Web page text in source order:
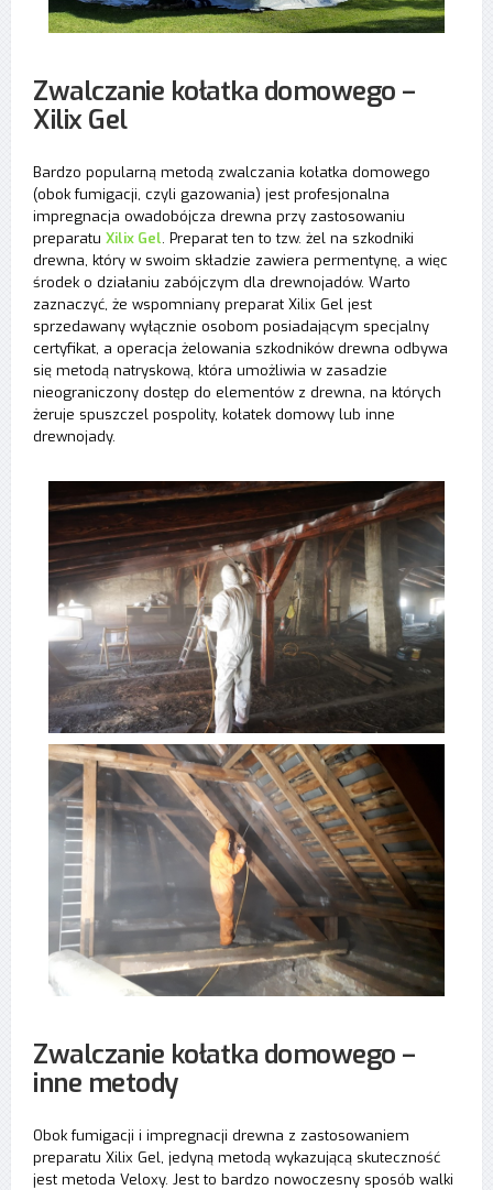
Zwalczanie kołatka domowego –
Xilix Gel
Bardzo popularną metodą zwalczania kołatka domowego
(obok fumigacji, czyli gazowania) jest profesjonalna
impregnacja owadobójcza drewna przy zastosowaniu
preparatu Xilix Gel. Preparat ten to tzw. żel na szkodniki
drewna, który w swoim składzie zawiera permentynę, a więc
środek o działaniu zabójczym dla drewnojadów. Warto
zaznaczyć, że wspomniany preparat Xilix Gel jest
sprzedawany wyłącznie osobom posiadającym specjalny
certyfikat, a operacja żelowania szkodników drewna odbywa
się metodą natryskową, która umożliwia w zasadzie
nieograniczony dostęp do elementów z drewna, na których
żeruje spuszczel pospolity, kołatek domowy lub inne
drewnojady.
Zwalczanie kołatka domowego –
inne metody
Obok fumigacji i impregnacji drewna z zastosowaniem
preparatu Xilix Gel, jedyną metodą wykazującą skuteczność
jest metoda Veloxy. Jest to bardzo nowoczesny sposób walki